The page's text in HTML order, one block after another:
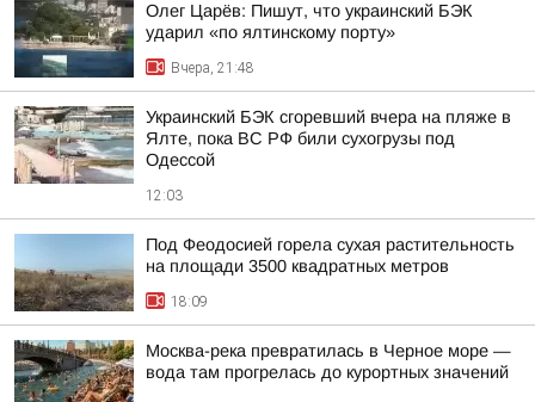
Олег Царёв: Пишут, что украинский БЭК
ударил «по ялтинскому порту»
Вчера, 21:48
Украинский БЭК сгоревший вчера на пляже в
Ялте, пока ВС РФ били сухогрузы под
Одессой
12:03
Под Феодосией горела сухая растительность
на площади 3500 квадратных метров
18:09
Москва-река превратилась в Черное море —
вода там прогрелась до курортных значений